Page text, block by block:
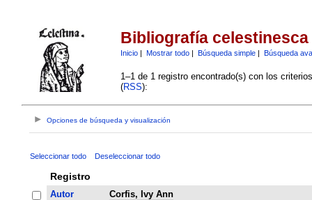
Bibliografía celestinesca
Inicio| Mostrar todo| Búsqueda simple| Búsqueda
1–1 de 1 registro encontrado(s) con los
(RSS):
Opciones de búsqueda y visualización
Seleccionar todo Deseleccionar todo
Registro
Autor
Corfis, Ivy Ann